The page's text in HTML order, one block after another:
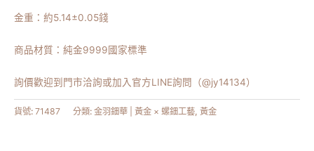
金重：約5.14±0.05錢
商品材質：純金9999國家標準
詢價歡迎到門市洽詢或加入官方LINE詢問（@jy14134）
貨號: 71487 分類: 金羽鈿華 | 黃金 × 螺鈿工藝, 黃金